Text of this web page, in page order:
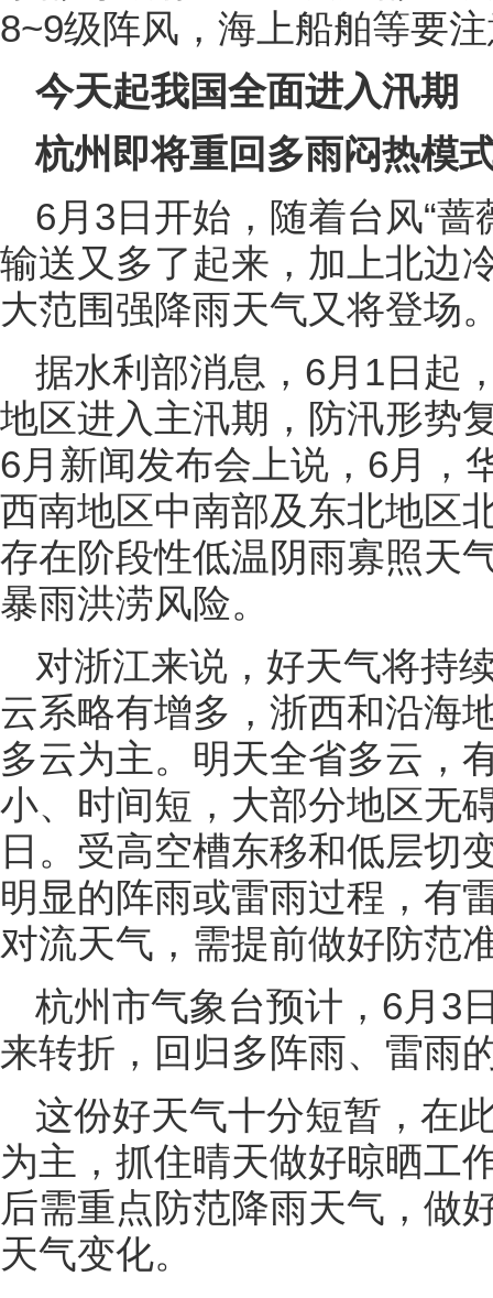
8~9级阵风，海上船舶等要
今天起我国全面进入汛期
杭州即将重回多雨闷热模
6月3日开始，随着台风“
输送又多了起来，加上北边
大范围强降雨天气又将登场
据水利部消息，6月1日起
地区进入主汛期，防汛形势
6月新闻发布会上说，6月，
西南地区中南部及东北地区
存在阶段性低温阴雨寡照天
暴雨洪涝风险。
对浙江来说，好天气将持
云系略有增多，浙西和沿海
多云为主。明天全省多云，
小、时间短，大部分地区无
日。受高空槽东移和低层切
明显的阵雨或雷雨过程，有
对流天气，需提前做好防范
杭州市气象台预计，6月3
来转折，回归多阵雨、雷雨
这份好天气十分短暂，在
为主，抓住晴天做好晾晒工
后需重点防范降雨天气，做
天气变化。